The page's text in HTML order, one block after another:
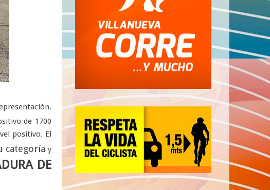
de 1700
positivo. El
categoría y
DE